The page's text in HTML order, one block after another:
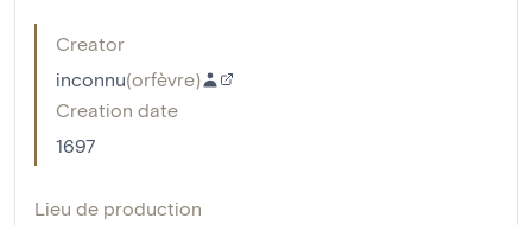
Creator
inconnu(orfèvre)
Creation date
1697
Lieu de production